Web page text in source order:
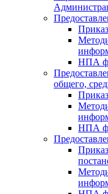
НПА
общего,
НПА